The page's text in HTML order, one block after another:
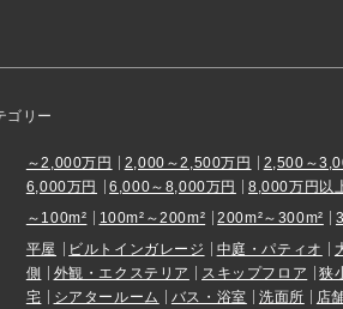
ゴリー
～2,000万円 2,000～2,500万円
2,500～
6,000万円
6,000～8,000万円
8,000万円以
～100m² 100m²～200m² 200m²～300m²
平屋 ビルトインガレージ 中庭・パティオ
側
外観・エクステリア スキップフロア
狭
宅
シアタールーム バス・浴室 洗面所
店